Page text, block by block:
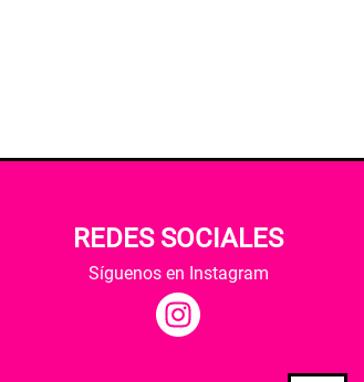
REDES SOCIALES
Síguenos en Instagram